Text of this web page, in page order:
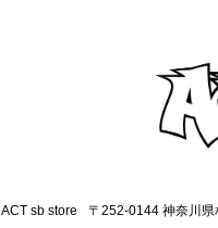
ACT sb store 〒252-0144 神奈川